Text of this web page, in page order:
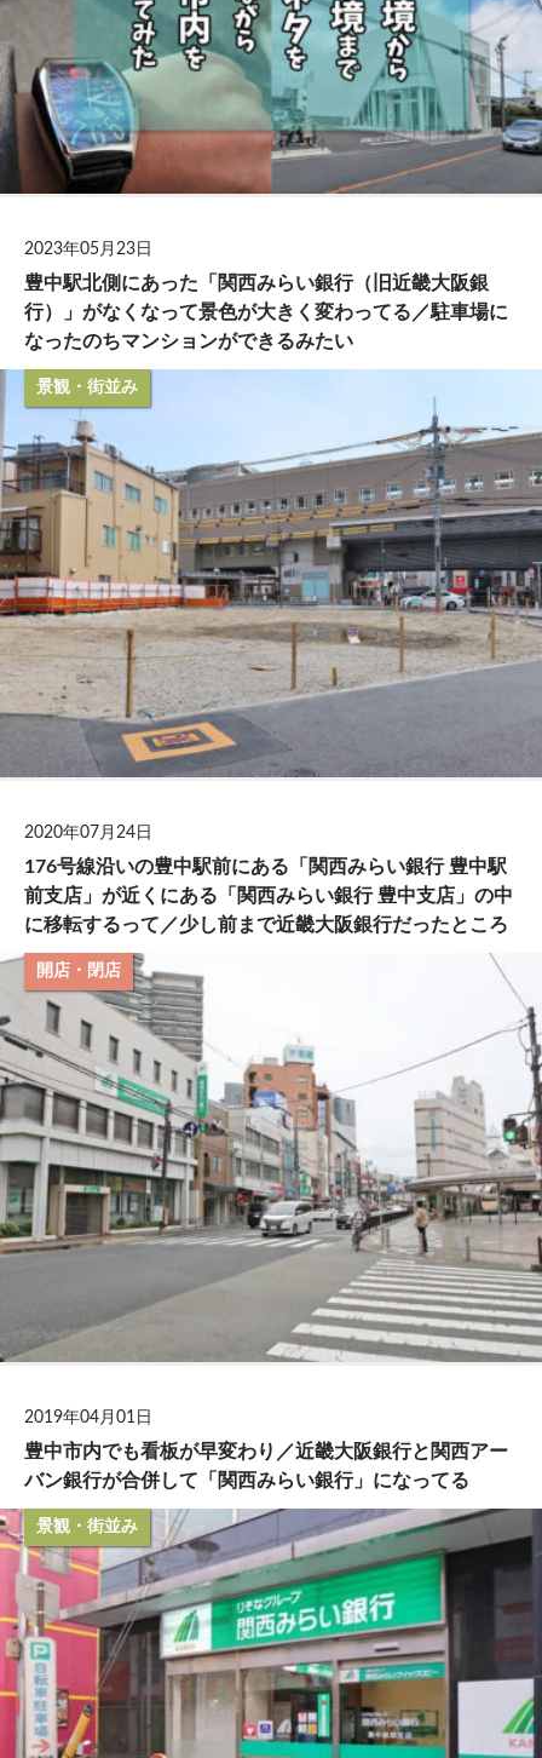
2023年05月23日
豊中駅北側にあった「関西みらい銀行（旧近畿大阪銀
行）」がなくなって景色が大きく変わってる／駐車場に
なったのちマンションができるみたい
景観・街並み
2020年07月24日
176号線沿いの豊中駅前にある「関西みらい銀行 豊中駅
前支店」が近くにある「関西みらい銀行 豊中支店」の中
に移転するって／少し前まで近畿大阪銀行だったところ
開店・閉店
2019年04月01日
豊中市内でも看板が早変わり／近畿大阪銀行と関西アー
バン銀行が合併して「関西みらい銀行」になってる
景観・街並み